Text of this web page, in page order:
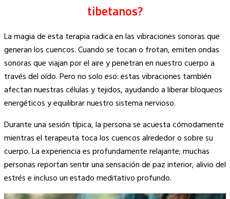
tibetanos?
La magia de esta terapia radica en las vibraciones sonoras que
generan los cuencos. Cuando se tocan o frotan, emiten ondas
sonoras que viajan por el aire y penetran en nuestro cuerpo a
través del oído. Pero no solo eso: estas vibraciones también
afectan nuestras células y tejidos, ayudando a liberar bloqueos
energéticos y equilibrar nuestro sistema nervioso.
Durante una sesión típica, la persona se acuesta cómodamente
mientras el terapeuta toca los cuencos alrededor o sobre su
cuerpo. La experiencia es profundamente relajante; muchas
personas reportan sentir una sensación de paz interior, alivio del
estrés e incluso un estado meditativo profundo.